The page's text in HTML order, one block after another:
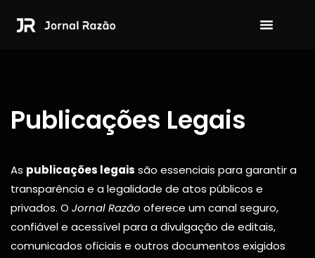
Jornal Razão
Publicações Legais
As publicações legais são essenciais para garantir a
transparência e a legalidade de atos públicos e
privados. O Jornal Razão oferece um canal seguro,
confiável e acessível para a divulgação de editais,
comunicados oficiais e outros documentos exigidos